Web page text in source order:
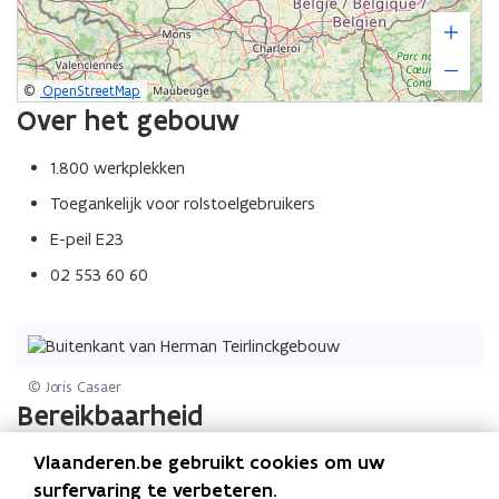
© OpenStreetMap
Over het gebouw
© Joris Casaer
1.800 werkplekken
Toegankelijk voor rolstoelgebruikers
E-peil E23
02 553 60 60
Bereikbaarheid
Een overzicht van de verschillende manieren waarop u het
gebouw kunt bereiken.
Vlaanderen.be gebruikt cookies om uw
surfervaring te verbeteren.